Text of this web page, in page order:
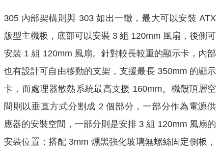
305 內部架構則與 303 如出一轍，最大可以安裝 ATX
版型主機板，底部可以安裝 3 組 120mm 風扇，後側可
安裝 1 組 120mm 風扇。針對較長較重的顯示卡，內部
也有設計可自由移動的支架，支援最長 350mm 的顯示
卡，而處理器散熱系統最高支援 160mm。機殼頂層空
間則以垂直方式分割成 2 個部分，一部分作為電源供
應器的安裝空間，一部分則是安排 3 組 120mm 風扇的
安裝位置；搭配 3mm 燻黑強化玻璃無螺絲固定側板，